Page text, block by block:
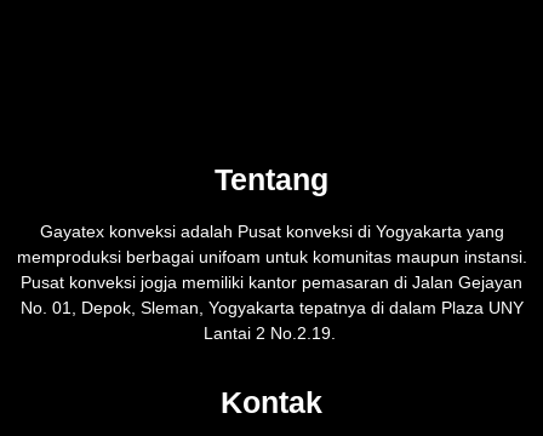
Tentang
Gayatex konveksi adalah Pusat konveksi di Yogyakarta yang
memproduksi berbagai unifoam untuk komunitas maupun instansi.
Pusat konveksi jogja memiliki kantor pemasaran di Jalan Gejayan
No. 01, Depok, Sleman, Yogyakarta tepatnya di dalam Plaza UNY
Lantai 2 No.2.19.
Kontak